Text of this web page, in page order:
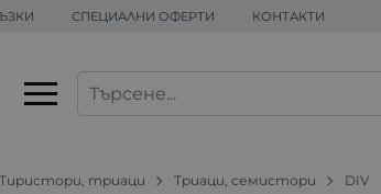
СПЕЦИАЛНИ ОФЕРТИ КОНТАКТИ
Тиристори, триаци Триаци, семистори DIV